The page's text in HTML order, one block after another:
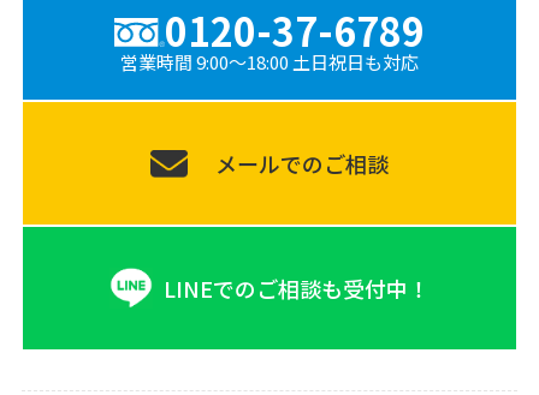
0120-37-6789
営業時間 9:00〜18:00 土日祝日も対応
メールでのご相談
LINEでのご相談も受付中！